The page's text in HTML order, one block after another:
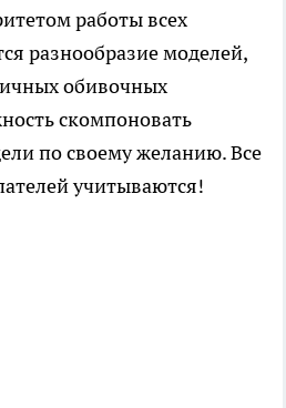
работы всех
разнообразие моделей,
обивочных
скомпоновать
по своему желанию. Все
учитываются!